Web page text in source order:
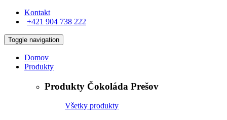
Kontakt
+421 904 738 222
Toggle navigation
Domov
Produkty
Produkty Čokoláda Prešov
Všetky produkty